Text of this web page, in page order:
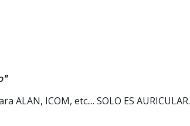
ALAN, ICOM, etc.... SOLO ES AURICULAR.